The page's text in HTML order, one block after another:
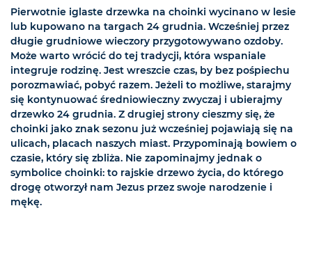
Pierwotnie iglaste drzewka na choinki wycinano w lesie
lub kupowano na targach 24 grudnia. Wcześniej przez
długie grudniowe wieczory przygotowywano ozdoby.
Może warto wrócić do tej tradycji, która wspaniale
integruje rodzinę. Jest wreszcie czas, by bez pośpiechu
porozmawiać, pobyć razem. Jeżeli to możliwe, starajmy
się kontynuować średniowieczny zwyczaj i ubierajmy
drzewko 24 grudnia. Z drugiej strony cieszmy się, że
choinki jako znak sezonu już wcześniej pojawiają się na
ulicach, placach naszych miast. Przypominają bowiem o
czasie, który się zbliża. Nie zapominajmy jednak o
symbolice choinki: to rajskie drzewo życia, do którego
drogę otworzył nam Jezus przez swoje narodzenie i
mękę.